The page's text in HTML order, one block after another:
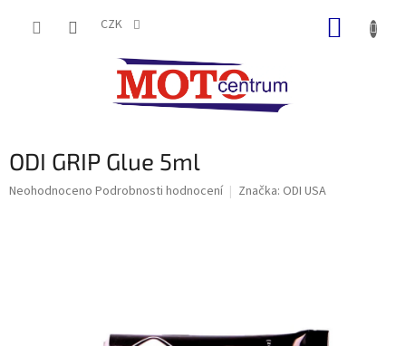
CZK
ODI GRIP Glue 5ml
Průměrné
Neohodnoceno Podrobnosti hodnocení Značka: ODI USA